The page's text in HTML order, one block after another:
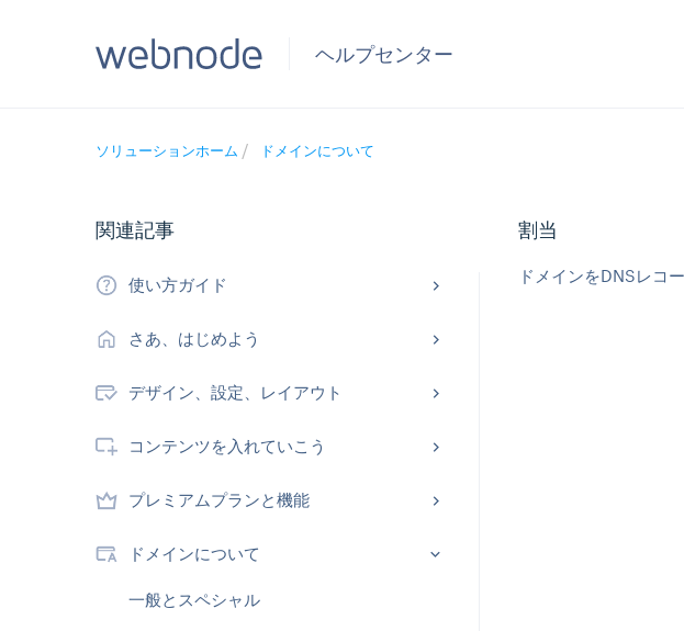
ヘルプセンター
ソリューションホーム ドメインについて
割当
ドメインをDNSレコ
関連記事
使い方ガイド
さあ、はじめよう
デザイン、設定、レイアウト
コンテンツを入れていこう
プレミアムプランと機能
ドメインについて
一般とスペシャル